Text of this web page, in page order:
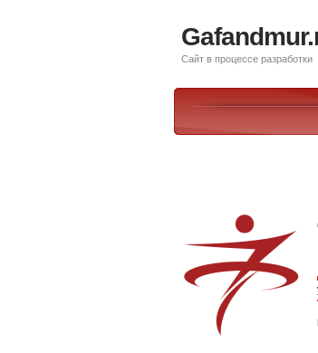
Сайт в процессе разработки